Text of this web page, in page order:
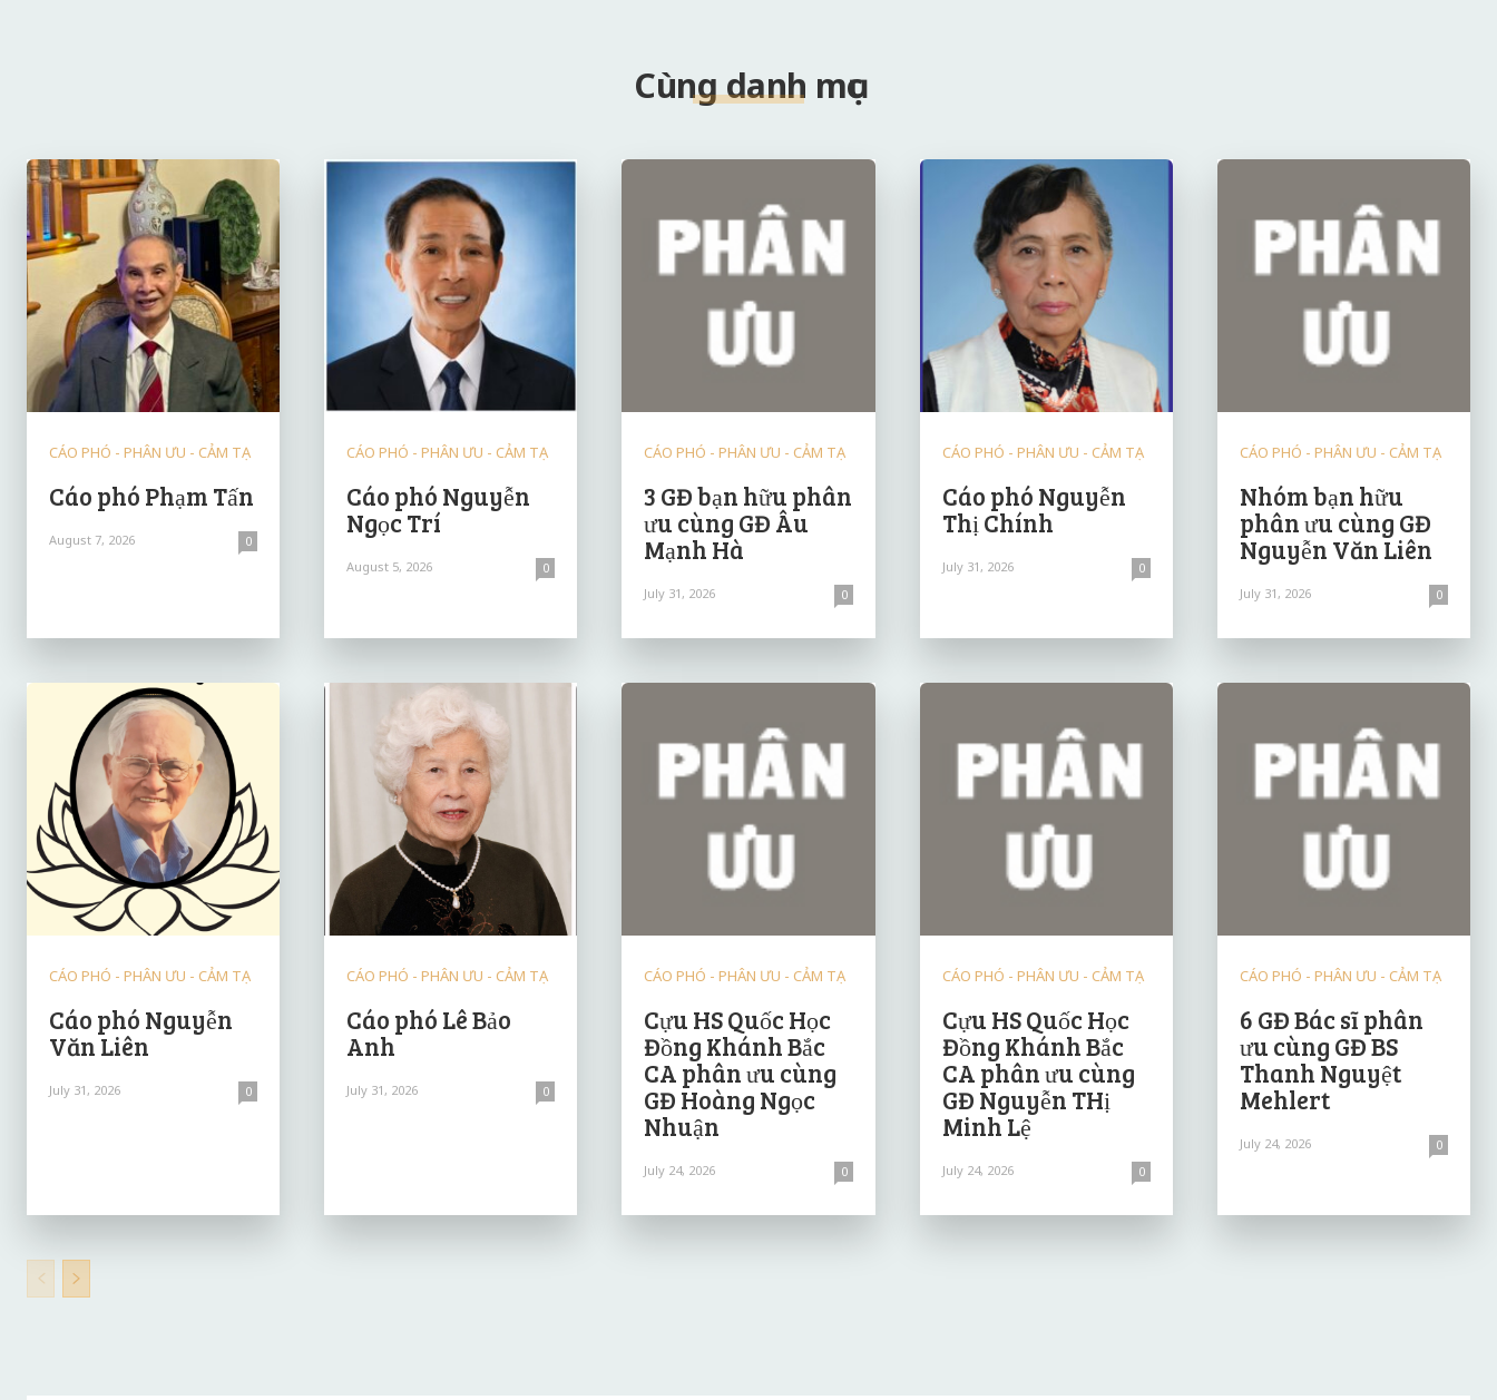
Cùng danh mục
CÁO PHÓ - PHÂN ƯU - CẢM TẠ
Cáo phó Phạm Tấn
August 7, 2026 0
CÁO PHÓ - PHÂN ƯU - CẢM TẠ
Cáo phó Nguyễn
Ngọc Trí
August 5, 2026 0
CÁO PHÓ - PHÂN ƯU - CẢM TẠ
3 GĐ bạn hữu phân
ưu cùng GĐ Âu
Mạnh Hà
July 31, 2026 0
CÁO PHÓ - PHÂN ƯU - CẢM TẠ
Cáo phó Nguyễn
Thị Chính
July 31, 2026 0
CÁO PHÓ - PHÂN ƯU - CẢM TẠ
Nhóm bạn hữu
phân ưu cùng GĐ
Nguyễn Văn Liên
July 31, 2026 0
CÁO PHÓ - PHÂN ƯU - CẢM TẠ
Cáo phó Nguyễn
Văn Liên
July 31, 2026 0
CÁO PHÓ - PHÂN ƯU - CẢM TẠ
Cáo phó Lê Bảo
Anh
July 31, 2026 0
CÁO PHÓ - PHÂN ƯU - CẢM TẠ
Cựu HS Quốc Học
Đồng Khánh Bắc
CA phân ưu cùng
GĐ Hoàng Ngọc
Nhuận
July 24, 2026 0
CÁO PHÓ - PHÂN ƯU - CẢM TẠ
Cựu HS Quốc Học
Đồng Khánh Bắc
CA phân ưu cùng
GĐ Nguyễn THị
Minh Lệ
July 24, 2026 0
CÁO PHÓ - PHÂN ƯU - CẢM TẠ
6 GĐ Bác sĩ phân
ưu cùng GĐ BS
Thanh Nguyệt
Mehlert
July 24, 2026 0